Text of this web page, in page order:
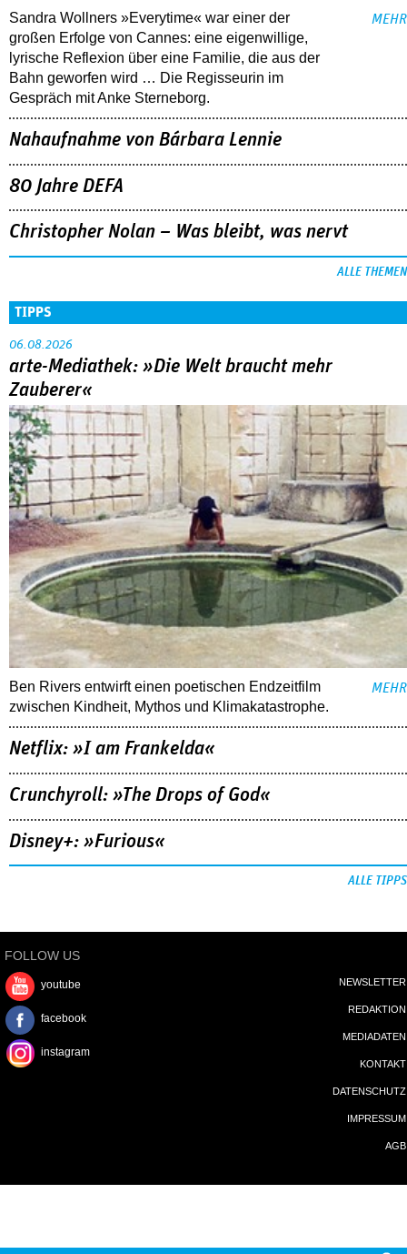
Sandra Wollners »Everytime« war einer der
großen Erfolge von Cannes: eine eigenwillige,
lyrische Reflexion über eine ­Familie, die aus der
Bahn geworfen wird … Die Regisseurin im
Gespräch mit Anke Sterneborg.
MEHR
Nahaufnahme von Bárbara Lennie
80 Jahre DEFA
Christopher Nolan – Was bleibt, was nervt
ALLE THEMEN
TIPPS
06.08.2026
arte-Mediathek: »Die Welt braucht mehr
Zauberer«
Ben Rivers entwirft einen poetischen Endzeitfilm
zwischen Kindheit, Mythos und Klimakatastrophe.
MEHR
Netflix: »I am Frankelda«
Crunchyroll: »The Drops of God«
Disney+: »Furious«
ALLE TIPPS
FOLLOW US
youtube
facebook
instagram
NEWSLETTER
REDAKTION
MEDIADATEN
KONTAKT
DATENSCHUTZ
IMPRESSUM
AGB